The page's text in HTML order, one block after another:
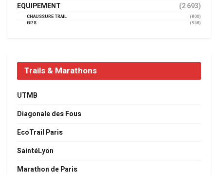
EQUIPEMENT (2 693)
CHAUSSURE TRAIL
(800)
GPS
(958)
Trails & Marathons
UTMB
Diagonale des Fous
EcoTrail Paris
SaintéLyon
Marathon de Paris